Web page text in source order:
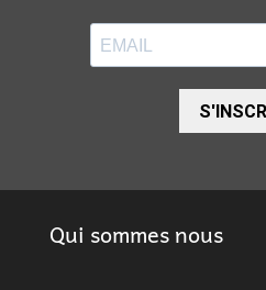
Qui sommes nous